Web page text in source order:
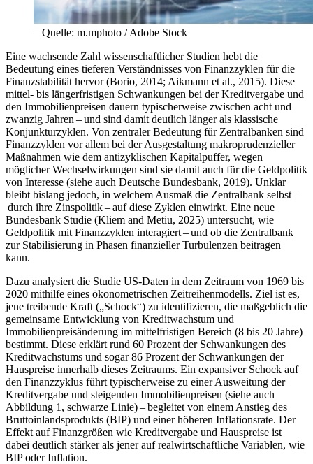
– Quelle: m.mphoto / Adobe Stock
Eine wachsende Zahl wissenschaftlicher Studien hebt die
Bedeutung eines tieferen Verständnisses von Finanzzyklen für die
Finanzstabilität hervor (Borio, 2014; Aikmann et al., 2015). Diese
mittel- bis längerfristigen Schwankungen bei der Kreditvergabe und
den Immobilienpreisen dauern typischerweise zwischen acht und
zwanzig Jahren – und sind damit deutlich länger als klassische
Konjunkturzyklen. Von zentraler Bedeutung für Zentralbanken sind
Finanzzyklen vor allem bei der Ausgestaltung makroprudenzieller
Maßnahmen wie dem antizyklischen Kapitalpuffer, wegen
möglicher Wechselwirkungen sind sie damit auch für die Geldpolitik
von Interesse (siehe auch Deutsche Bundesbank, 2019). Unklar
bleibt bislang jedoch, in welchem Ausmaß die Zentralbank selbst –
durch ihre Zinspolitik – auf diese Zyklen einwirkt. Eine neue
Bundesbank Studie (Kliem and Metiu, 2025) untersucht, wie
Geldpolitik mit Finanzzyklen interagiert – und ob die Zentralbank
zur Stabilisierung in Phasen finanzieller Turbulenzen beitragen
kann.
Dazu analysiert die Studie US-Daten in dem Zeitraum von 1969 bis
2020 mithilfe eines ökonometrischen Zeitreihenmodells. Ziel ist es,
jene treibende Kraft („Schock“) zu identifizieren, die maßgeblich die
gemeinsame Entwicklung von Kreditwachstum und
Immobilienpreisänderung im mittelfristigen Bereich (8 bis 20 Jahre)
bestimmt. Diese erklärt rund 60 Prozent der Schwankungen des
Kreditwachstums und sogar 86 Prozent der Schwankungen der
Hauspreise innerhalb dieses Zeitraums. Ein expansiver Schock auf
den Finanzzyklus führt typischerweise zu einer Ausweitung der
Kreditvergabe und steigenden Immobilienpreisen (siehe auch
Abbildung 1, schwarze Linie) – begleitet von einem Anstieg des
Bruttoinlandsprodukts (BIP) und einer höheren Inflationsrate. Der
Effekt auf Finanzgrößen wie Kreditvergabe und Hauspreise ist
dabei deutlich stärker als jener auf realwirtschaftliche Variablen, wie
BIPoder Inflation.